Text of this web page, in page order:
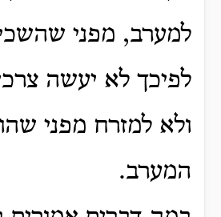
למערב, מפני
לפיכך לא יעשה
ולא למזרח מפני
המערב.